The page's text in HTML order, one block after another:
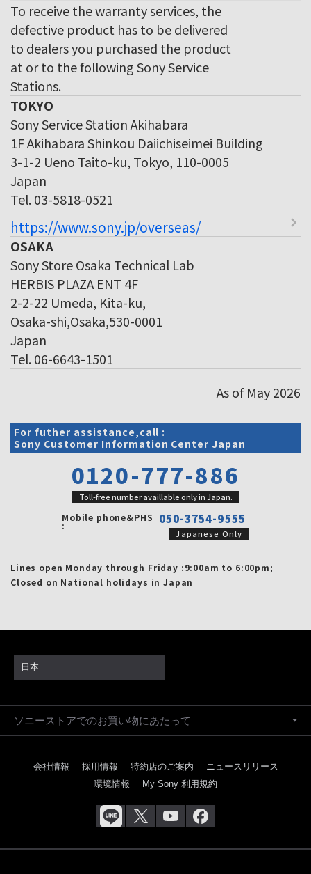
To receive the warranty services, the
defective product has to be delivered
to dealers you purchased the product
at or to the following Sony Service
Stations.
TOKYO
Sony Service Station Akihabara
1F Akihabara Shinkou Daiichiseimei Building
3-1-2 Ueno Taito-ku, Tokyo, 110-0005
Japan
Tel. 03-5818-0521
https://www.sony.jp/overseas/
OSAKA
Sony Store Osaka Technical Lab
HERBIS PLAZA ENT 4F
2-2-22 Umeda, Kita-ku,
Osaka-shi,Osaka,530-0001
Japan
Tel. 06-6643-1501
As of May 2026
For futher assistance,call :
Sony Customer Information Center Japan
0120-777-886
Toll-free number availlable only in Japan.
Mobile phone&PHS
: 050-3754-9555
Japanese Only
Lines open Monday through Friday :9:00am to 6:00pm;
Closed on National holidays in Japan
日本
ソニーストアでのお買い物にあたって
会社情報 採用情報 特約店のご案内
ニュースリリース
環境情報
My Sony 利用規約